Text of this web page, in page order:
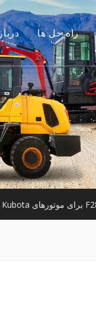
داستان
مزیت
راه حل ها